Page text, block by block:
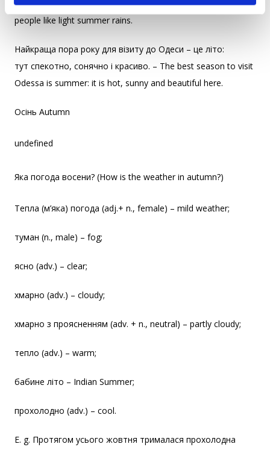
Більшість людей люблять легкий літній дощ. – Most
people like light summer rains.
Найкраща пора року для візиту до Одеси – це літо:
тут спекотно, сонячно і красиво. – The best season to visit
Odessa is summer: it is hot, sunny and beautiful here.
Осінь Autumn
undefined
Яка погода восени? (How is the weather in autumn?)
Тепла (м’яка) погода (adj.+ n., female) – mild weather;
туман (n., male) – fog;
ясно (adv.) – clear;
хмарно (adv.) – cloudy;
хмарно з проясненням (adv. + n., neutral) – partly cloudy;
тепло (adv.) – warm;
бабине літо – Indian Summer;
прохолодно (adv.) – cool.
E. g. Протягом усього жовтня трималася прохолодна